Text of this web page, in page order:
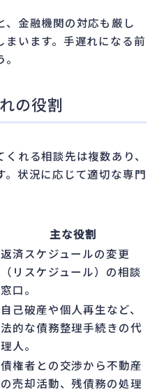
、金融機関の対応も厳し
まいます。手遅れになる前
の役割
れる相談先は複数あり、
。状況に応じて適切な専門
主な役割
返済スケジュールの変更
（リスケジュール）の相談
窓口。
自己破産や個人再生など、
法的な債務整理手続きの代
理人。
債権者との交渉から不動産
の売却活動、残債務の処理